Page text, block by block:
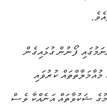
ފޯނުން ގުޅައިގެން
ކުރުވައި
ޝަކުވާތައް އަނެއްކާ ވެސް